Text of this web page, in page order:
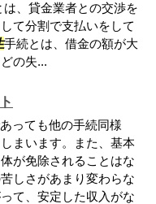
、貸金業者との交渉を
て分割で支払いをして
手続とは、借金の額が大
の失...
っても他の手続同様
まいます。また、基本
が免除されることはな
しさがあまり変わらな
て、安定した収入がな